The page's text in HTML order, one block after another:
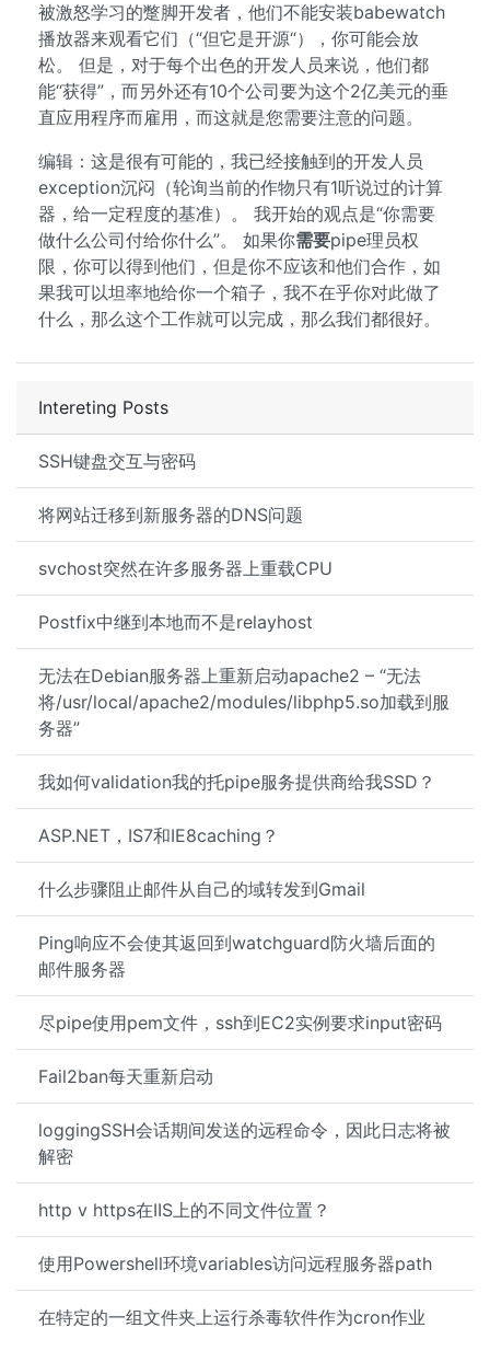
Intereting Posts
SSH键盘交互与密码
将网站迁移到新服务器的DNS问题
svchost突然在许多服务器上重载CPU
Postfix中继到本地而不是relayhost
无法在Debian服务器上重新启动apache2 – “无法
将/usr/local/apache2/modules/libphp5.so加载到服
务器”
我如何validation我的托pipe服务提供商给我SSD？
ASP.NET，IS7和IE8caching？
什么步骤阻止邮件从自己的域转发到Gmail
Ping响应不会使其返回到watchguard防火墙后面的
邮件服务器
尽pipe使用pem文件，ssh到EC2实例要求input密码
Fail2ban每天重新启动
loggingSSH会话期间发送的远程命令，因此日志将被
解密
http v https在IIS上的不同文件位置？
使用Powershell环境variables访问远程服务器path
在特定的一组文件夹上运行杀毒软件作为cron作业
被激怒学习的蹩脚开发者，他们不能安装babewatch
播放器来观看它们（“但它是开源“），你可能会放
松。 但是，对于每个出色的开发人员来说，他们都
能“获得”，而另外还有10个公司要为这个2亿美元的垂
直应用程序而雇用，而这就是您需要注意的问题。
编辑：这是很有可能的，我已经接触到的开发人员
exception沉闷（轮询当前的作物只有1听说过的计算
器，给一定程度的基准）。 我开始的观点是“你需要
做什么公司付给你什么”。 如果你需要pipe理员权
限，你可以得到他们，但是你不应该和他们合作，如
果我可以坦率地给你一个箱子，我不在乎你对此做了
什么，那么这个工作就可以完成，那么我们都很好。